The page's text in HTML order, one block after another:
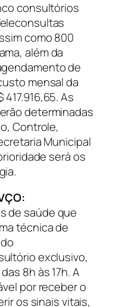
consultórios
como 800
além da
de
mensal da
As
determinadas
Controle,
Municipal
será os
de saúde que
técnica de
exclusivo,
8h às 17h. A
por receber o
os sinais vitais,